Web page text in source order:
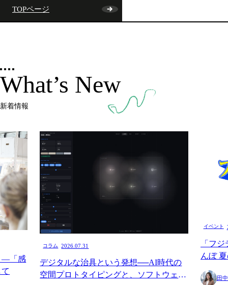
TOPページ
What’s New
新着情報
—「感
コラム 2026.07.31
デジタルな治具という発想──AI時代の
空間プロトタイピングと、ソフトウェア
イベント
「フ
んぼ
ツを制
田